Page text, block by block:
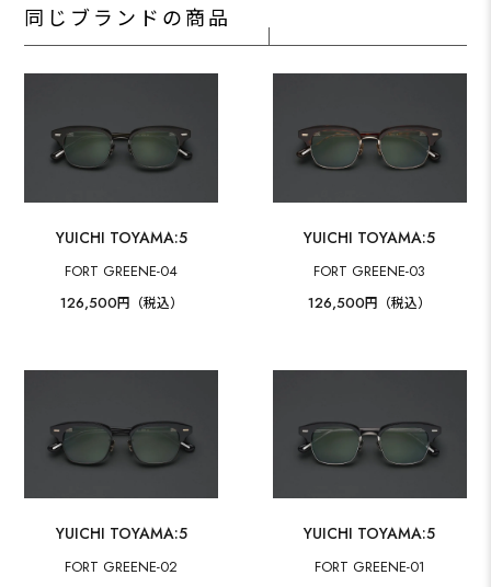
同じブランドの商品
YUICHI TOYAMA:5
FORT GREENE-04
126,500円（税込）
YUICHI TOYAMA:5
FORT GREENE-03
126,500円（税込）
YUICHI TOYAMA:5
FORT GREENE-02
YUICHI TOYAMA:5
FORT GREENE-01